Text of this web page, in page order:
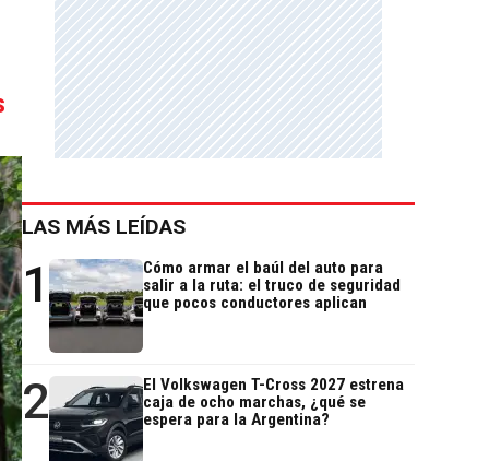
LAS MÁS LEÍDAS
1
Cómo armar el baúl del auto para
salir a la ruta: el truco de seguridad
que pocos conductores aplican
2
El Volkswagen T-Cross 2027 estrena
caja de ocho marchas, ¿qué se
espera para la Argentina?